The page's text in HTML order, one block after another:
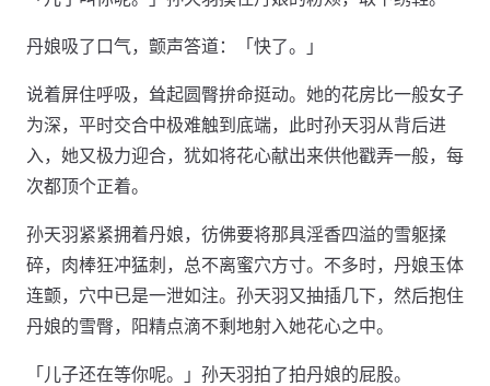
丹娘吸了口气，颤声答道：「快了。」
说着屏住呼吸，耸起圆臀拚命挺动。她的花房比一般女子
为深，平时交合中极难触到底端，此时孙天羽从背后进
入，她又极力迎合，犹如将花心献出来供他戳弄一般，每
次都顶个正着。
孙天羽紧紧拥着丹娘，彷佛要将那具淫香四溢的雪躯揉
碎，肉棒狂冲猛刺，总不离蜜穴方寸。不多时，丹娘玉体
连颤，穴中已是一泄如注。孙天羽又抽插几下，然后抱住
丹娘的雪臀，阳精点滴不剩地射入她花心之中。
「儿子还在等你呢。」孙天羽拍了拍丹娘的屁股。